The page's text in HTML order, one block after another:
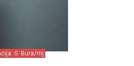
S. Bura/mj